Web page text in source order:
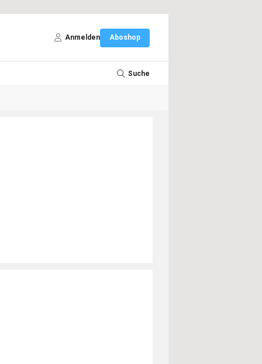
Anmelden Aboshop
Suche